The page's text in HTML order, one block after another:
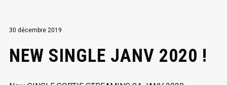
30 décembre 2019
NEW SINGLE JANV 2020 !